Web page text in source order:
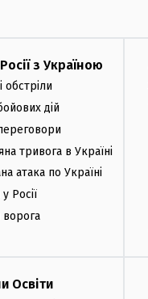
з Україною
обстріли
дій
тривога в Україні
атака по Україні
Росії
ворога
Освіти